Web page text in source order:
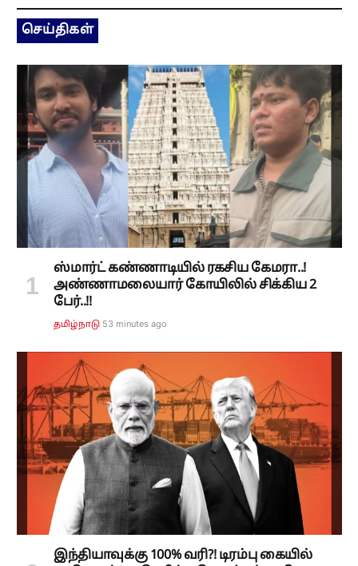
செய்திகள்
ஸ்மார்ட் கண்ணாடியில் ரகசிய கேமரா..!
அண்ணாமலையார் கோயிலில் சிக்கிய 2
பேர்..!!
தமிழ்நாடு 53 minutes ago
இந்தியாவுக்கு 100% வரி?! டிரம்பு கையில்